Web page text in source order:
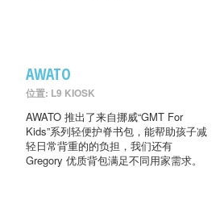
AWATO
位置: L9 KIOSK
AWATO 推出了来自挪威“GMT For
Kids”系列轻便护脊书包，能帮助孩子减
轻日常背重的的负担，我们还有
Gregory 优质背包满足不同用家需求。